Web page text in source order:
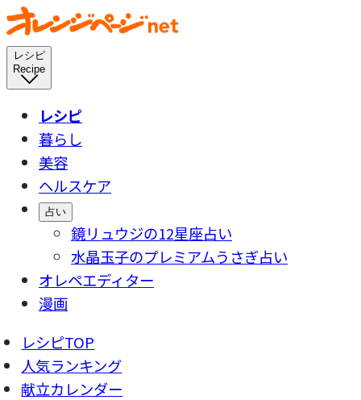
レシピ
Recipe
レシピ
暮らし
美容
ヘルスケア
占い
鏡リュウジの12星座占い
水晶玉子のプレミアムうさぎ占い
オレペエディター
漫画
レシピTOP
人気ランキング
献立カレンダー